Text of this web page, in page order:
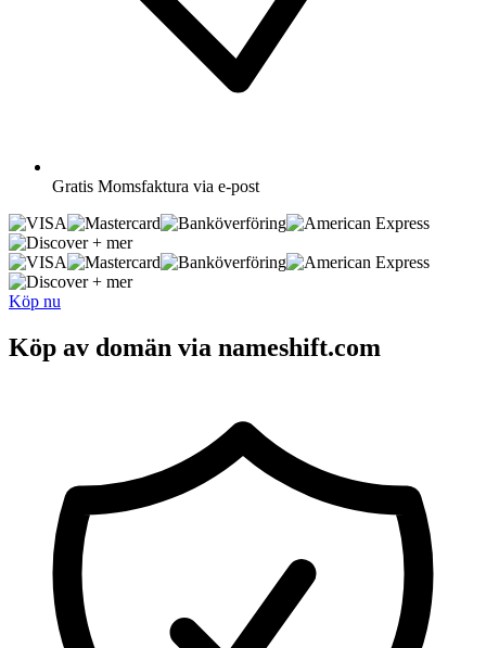
Gratis Momsfaktura via e-post
+ mer
+ mer
Köp nu
Köp av domän via nameshift.com